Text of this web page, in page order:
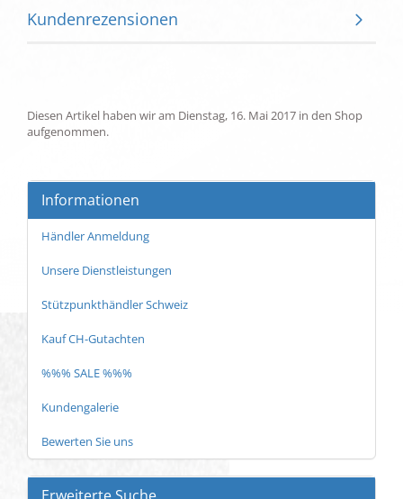
Kundenrezensionen
Diesen Artikel haben wir am Dienstag, 16. Mai 2017 in den Shop
aufgenommen.
Informationen
Händler Anmeldung
Unsere Dienstleistungen
Stützpunkthändler Schweiz
Kauf CH-Gutachten
%%% SALE %%%
Kundengalerie
Bewerten Sie uns